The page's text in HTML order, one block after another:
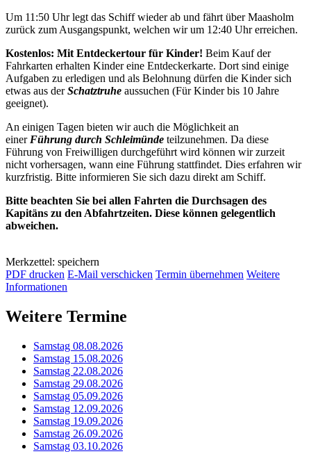
Um 11:50 Uhr legt das Schiff wieder ab und fährt über Maasholm
zurück zum Ausgangspunkt, welchen wir um 12:40 Uhr erreichen.
Kostenlos: Mit Entdeckertour für Kinder! Beim Kauf der
Fahrkarten erhalten Kinder eine Entdeckerkarte. Dort sind einige
Aufgaben zu erledigen und als Belohnung dürfen die Kinder sich
etwas aus derSchatztruhe aussuchen (Für Kinder bis 10 Jahre
geeignet).
An einigen Tagen bieten wir auch die Möglichkeit an
einer Führung durch Schleimünde teilzunehmen. Da diese
Führung von Freiwilligen durchgeführt wird können wir zurzeit
nicht vorhersagen, wann eine Führung stattfindet. Dies erfahren wir
kurzfristig. Bitte informieren Sie sich dazu direkt am Schiff.
Bitte beachten Sie bei allen Fahrten die Durchsagen des
Kapitäns zu den Abfahrtzeiten. Diese können gelegentlich
abweichen.
Merkzettel: speichern
PDF drucken E-Mail verschicken Termin übernehmen Weitere
Informationen
Weitere Termine
Samstag 08.08.2026
Samstag 15.08.2026
Samstag 22.08.2026
Samstag 29.08.2026
Samstag 05.09.2026
Samstag 12.09.2026
Samstag 19.09.2026
Samstag 26.09.2026
Samstag 03.10.2026